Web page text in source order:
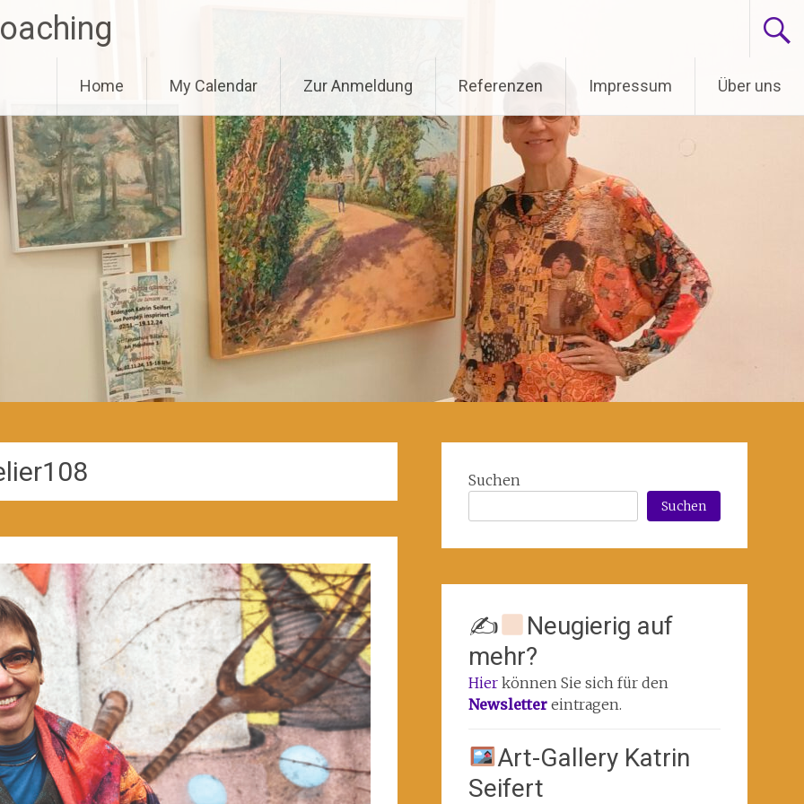
Home My Calendar Zur Anmeldung Referenzen Impressum Über uns
Suchen
Suchen
✍
Neugierig auf
mehr?
Hierkönnen Sie sich für den
Newsletter eintragen.
Art-Gallery Katrin
Seifert